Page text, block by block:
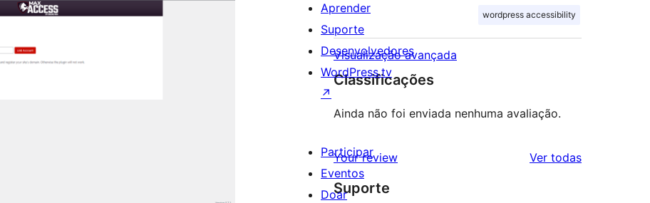
wordpress accessibility
Visualização avançada
Classificações
Ainda não foi enviada nenhuma avaliação.
Your review Ver todasavaliações
Suporte
Aprender
Suporte
Desenvolvedores
WordPress.tv
↗
Participar
Eventos
Doar